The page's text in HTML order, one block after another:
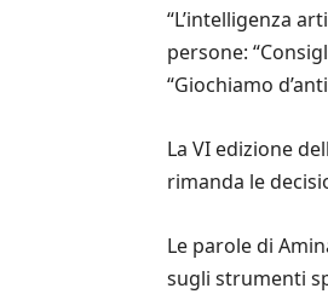
“L’intelligenza
persone:
“Giochiamo
La VI edizione
rimanda le
Le parole di
sugli strumenti